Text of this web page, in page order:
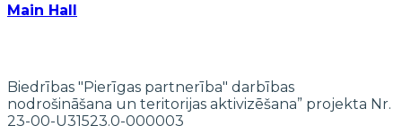
Main Hall
Biedrības "Pierīgas partnerība" darbības
nodrošināšana un teritorijas aktivizēšana” projekta Nr.
23-00-U31523.0-000003